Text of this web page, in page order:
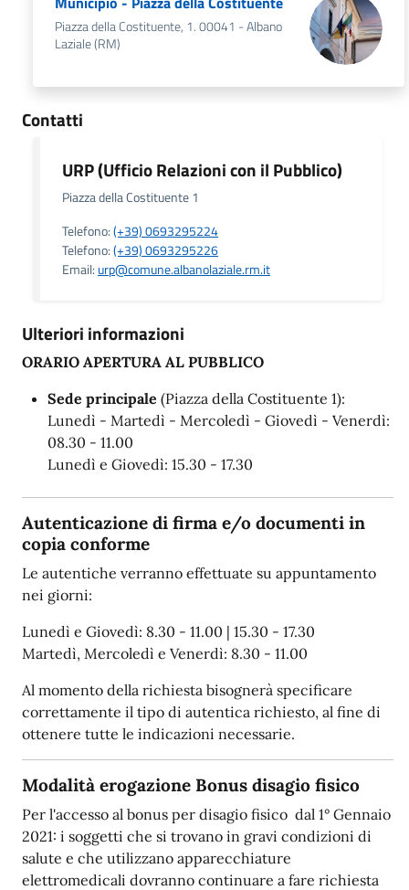
Piazza della Costituente, 1. 00041 - Albano
Laziale (RM)
Contatti
URP (Ufficio Relazioni con il Pubblico)
Piazza della Costituente 1
Telefono:(+39) 0693295224
Telefono:(+39) 0693295226
Email: urp@comune.albanolaziale.rm.it
Ulteriori informazioni
ORARIO APERTURA AL PUBBLICO
Sede principale (Piazza della Costituente 1):
Lunedì - Martedì - Mercoledì - Giovedì - Venerdì:
08.30 - 11.00
Lunedì e Giovedì: 15.30 - 17.30
Autenticazione di firma e/o documenti in
copia conforme
Le autentiche verranno effettuate su appuntamento
nei giorni:
Lunedì e Giovedì: 8.30 - 11.00 | 15.30 - 17.30
Martedì, Mercoledì e Venerdì: 8.30 - 11.00
Al momento della richiesta bisognerà specificare
correttamente il tipo di autentica richiesto, al fine di
ottenere tutte le indicazioni necessarie.
Modalità erogazione Bonus disagio fisico
Per l'accesso al bonus per disagio fisico dal 1° Gennaio
2021: i soggetti che si trovano in gravi condizioni di
salute e che utilizzano apparecchiature
elettromedicali dovranno continuare a fare richiesta